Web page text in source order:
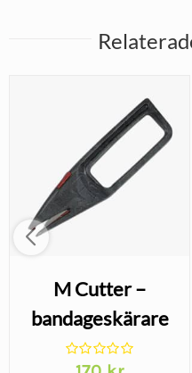
M Cutter –
bandageskärare
med utbytbara